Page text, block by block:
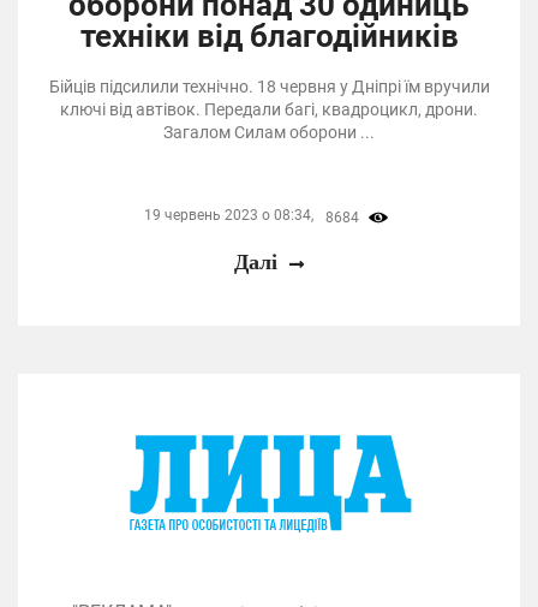
техніки від благодійників
Бійців підсилили технічно. 18 червня у Дніпрі їм вручили
ключі від автівок. Передали багі, квадроцикл, дрони.
Загалом Силам оборони ...
19 червень 2023 о 08:34, 8684
Далі